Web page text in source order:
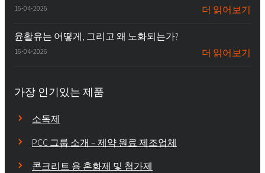
16-04-2026 더 읽어보기
윤활유는 어떻게, 그리고 왜 노화되는가?
16-04-2026 더 읽어보기
가장 인기있는 제품
소독제
PCC 그룹 소개 – 제약 원료 제조업체
콘크리트 용 혼화제 및 첨가제